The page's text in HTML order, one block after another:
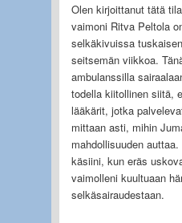
Olen kirjoittanut tätä
vaimoni Ritva Peltola
selkäkivuissa
seitsemän viikkoa.
ambulanssilla
todella kiitollinen siitä,
lääkärit, jotka
mittaan asti, mihin
mahdollisuuden
käsiini, kun eräs
vaimolleni kuultuaan
selkäsairaudestaan.